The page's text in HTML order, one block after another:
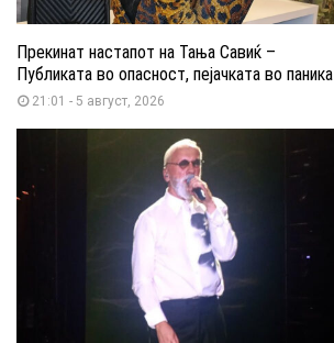
Прекинат настапот на Тања Савиќ –
Публиката во опасност, пејачката во паника
21:01 - 5 август, 2026